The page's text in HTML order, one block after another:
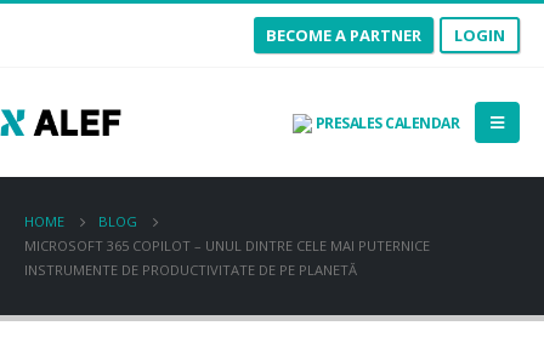
BECOME A PARTNER LOGIN
PRESALES CALENDAR
HOME
BLOG
MICROSOFT 365 COPILOT – UNUL DINTRE CELE MAI PUTERNICE
INSTRUMENTE DE PRODUCTIVITATE DE PE PLANETĂ